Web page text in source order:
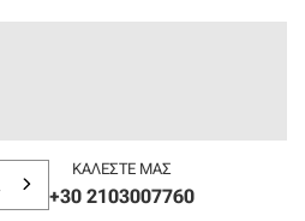
ΚΑΛΈΣΤΕ ΜΑΣ
+30 2103007760